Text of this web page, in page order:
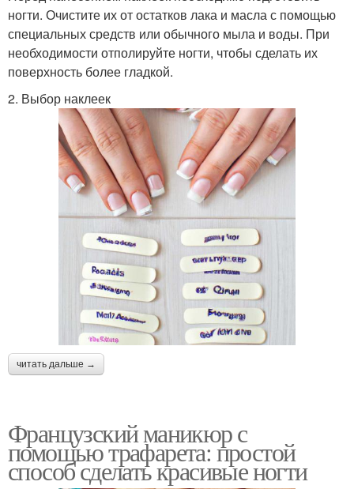
ногти. Очистите их от остатков лака и масла с помощью
специальных средств или обычного мыла и воды. При
необходимости отполируйте ногти, чтобы сделать их
поверхность более гладкой.
2. Выбор наклеек
читать дальше →
Французский маникюр с
помощью трафарета: простой
способ сделать красивые ногти